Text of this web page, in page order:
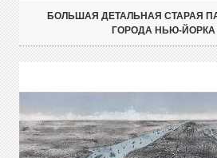
БОЛЬШАЯ ДЕТАЛЬНАЯ СТАРАЯ
ГОРОДА НЬЮ-ЙОРКА